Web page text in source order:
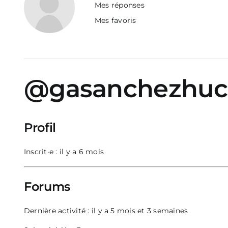
Mes réponses
Mes favoris
Profil
Inscrit·e : il y a 6 mois
Forums
Dernière activité : il y a 5 mois et 3 semaines